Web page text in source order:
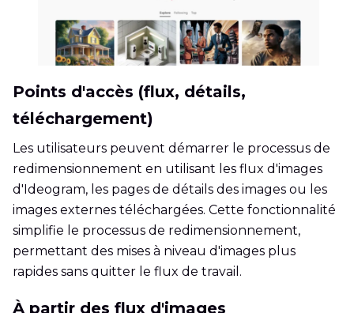
Points d'accès (flux, détails,
téléchargement)
Les utilisateurs peuvent démarrer le processus de
redimensionnement en utilisant les flux d'images
d'Ideogram, les pages de détails des images ou les
images externes téléchargées. Cette fonctionnalité
simplifie le processus de redimensionnement,
permettant des mises à niveau d'images plus
rapides sans quitter le flux de travail.
À partir des flux d'images